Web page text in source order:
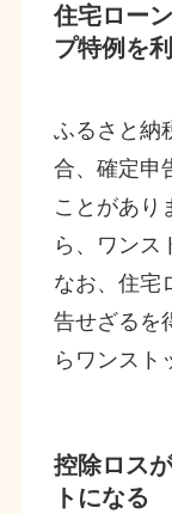
住宅ロー
プ特例を
ふるさと納
合、確定申
ことがあり
ら、ワンス
なお、住宅
告せざるを
らワンスト
控除ロス
トになる